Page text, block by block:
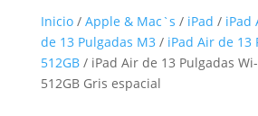
Inicio/ Apple & Mac`s / iPad / iPad
de 13 Pulgadas M3/ iPad Air de 13
512GB/ iPad Air de 13 Pulgadas
512GB Gris espacial